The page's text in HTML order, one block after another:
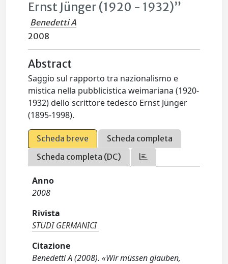
Ernst Jünger (1920 - 1932)”
Benedetti A
2008
Abstract
Saggio sul rapporto tra nazionalismo e
mistica nella pubblicistica weimariana (1920-
1932) dello scrittore tedesco Ernst Jünger
(1895-1998).
Scheda breve
Scheda completa
Scheda completa (DC)
Anno
2008
Rivista
STUDI GERMANICI
Citazione
Benedetti A (2008). «Wir müssen glauben,